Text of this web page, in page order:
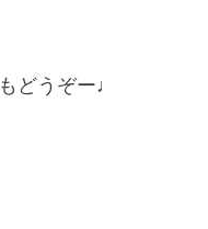
もどうぞー♩